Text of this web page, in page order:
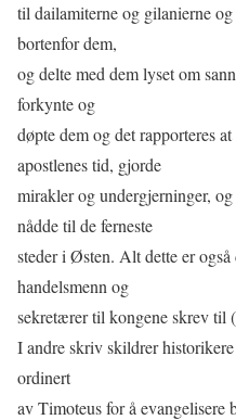
til dailamiterne og gilanierne
bortenfor dem,
og delte med dem lyset om
forkynte og
døpte dem og det rapporteres
apostlenes tid, gjorde
mirakler og undergjerninger,
nådde til de ferneste
steder i Østen. Alt dette er
handelsmenn og
sekretærer til kongene skrev til
I andre skriv skildrer
ordinert
av Timoteus for å evangelisere